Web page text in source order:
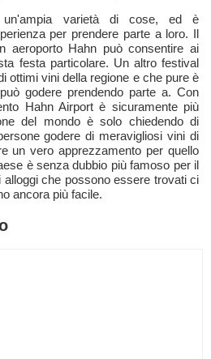
un'ampia varietà di cose, ed è
per prendere parte a loro. Il
aeroporto Hahn può consentire ai
festa particolare. Un altro festival
ottimi vini della regione e che pure è
godere prendendo parte a. Con
Hahn Airport è sicuramente più
del mondo è solo chiedendo di
godere di meravigliosi vini di
un vero apprezzamento per quello
è senza dubbio più famoso per il
che possono essere trovati ci
ancora più facile.